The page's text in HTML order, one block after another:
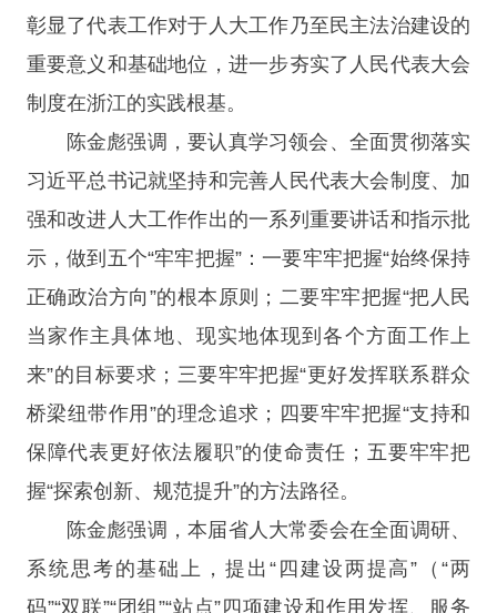
彰显了代表工作对于人大工作乃至民主法治建设的
重要意义和基础地位，进一步夯实了人民代表大会
制度在浙江的实践根基。
陈金彪强调，要认真学习领会、全面贯彻落实
习近平总书记就坚持和完善人民代表大会制度、加
强和改进人大工作作出的一系列重要讲话和指示批
示，做到五个“牢牢把握”：一要牢牢把握“始终保持
正确政治方向”的根本原则；二要牢牢把握“把人民
当家作主具体地、现实地体现到各个方面工作上
来”的目标要求；三要牢牢把握“更好发挥联系群众
桥梁纽带作用”的理念追求；四要牢牢把握“支持和
保障代表更好依法履职”的使命责任；五要牢牢把
握“探索创新、规范提升”的方法路径。
陈金彪强调，本届省人大常委会在全面调研、
系统思考的基础上，提出“四建设两提高”（“两
码”“双联”“团组”“站点”四项建设和作用发挥、服务